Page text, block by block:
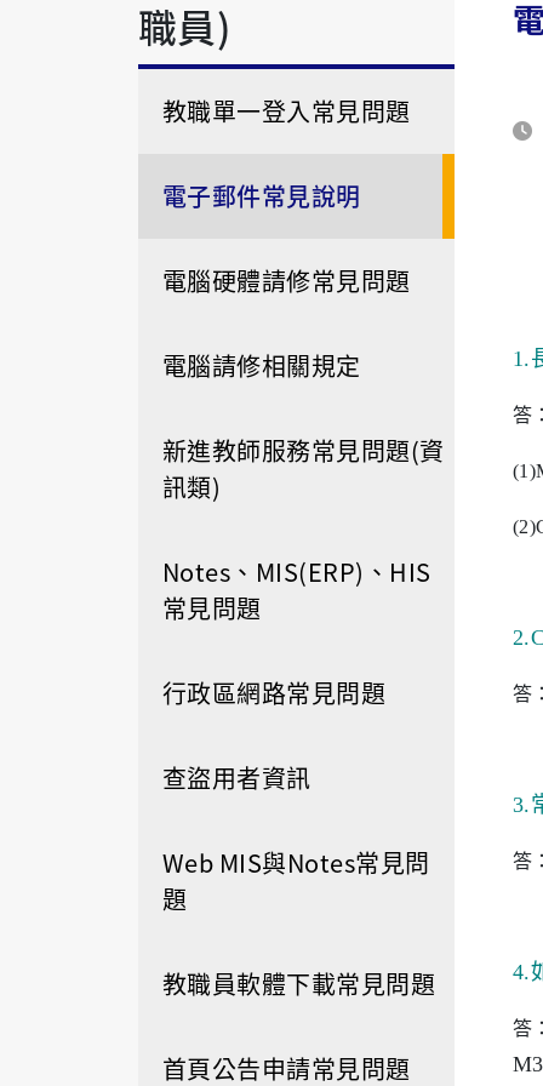
職員)
教職單一登入常見問題
電子郵件常見說明
電腦硬體請修常見問題
電腦請修相關規定
新進教師服務常見問題(資
訊類)
Notes、MIS(ERP)、HIS
常見問題
行政區網路常見問題
查盜用者資訊
Web MIS與Notes常見問
題
教職員軟體下載常見問題
首頁公告申請常見問題
1.
答
答
3.
答
4.
答